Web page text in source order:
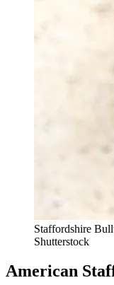
Staffordshire
Shutterstock
American